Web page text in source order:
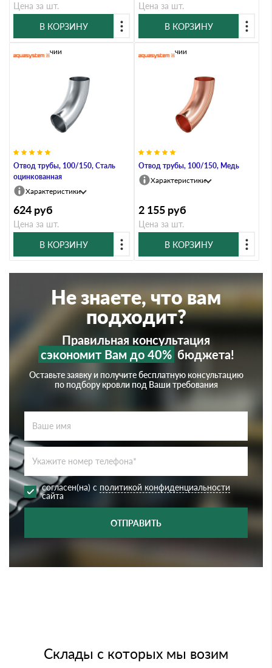
Цена за шт.
В КОРЗИНУ
Цена за шт.
В КОРЗИНУ
Отвод трубы, 100/150, Сталь
оцинкованная
В наличии
Характеристики
624 руб
Цена за шт.
В КОРЗИНУ
Отвод трубы, 100/150, Медь
В наличии
Характеристики
2 155 руб
Цена за шт.
В КОРЗИНУ
Не знаете, что вам
подходит?
Правильная консультация
сэкономит Вам до 40% бюджета!
Оставьте заявку и получите бесплатную консультацию
по подбору кровли под Ваши требования
согласен(на) с политикой конфиденциальности
сайта
ОТПРАВИТЬ
Склады с которых мы возим